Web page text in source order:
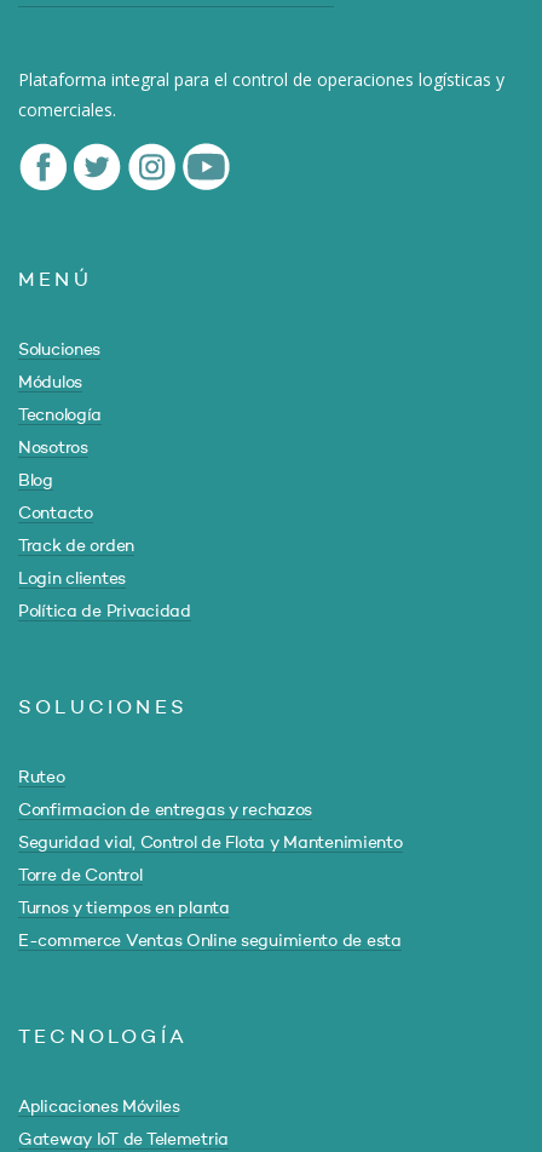
Plataforma integral para el control de operaciones logísticas y
comerciales.
MENÚ
Soluciones
Módulos
Tecnología
Nosotros
Blog
Contacto
Track de orden
Login clientes
Política de Privacidad
SOLUCIONES
Ruteo
Confirmacion de entregas y rechazos
Seguridad vial, Control de Flota y Mantenimiento
Torre de Control
Turnos y tiempos en planta
E-commerce Ventas Online seguimiento de esta
TECNOLOGÍA
Aplicaciones Móviles
Gateway IoT de Telemetria